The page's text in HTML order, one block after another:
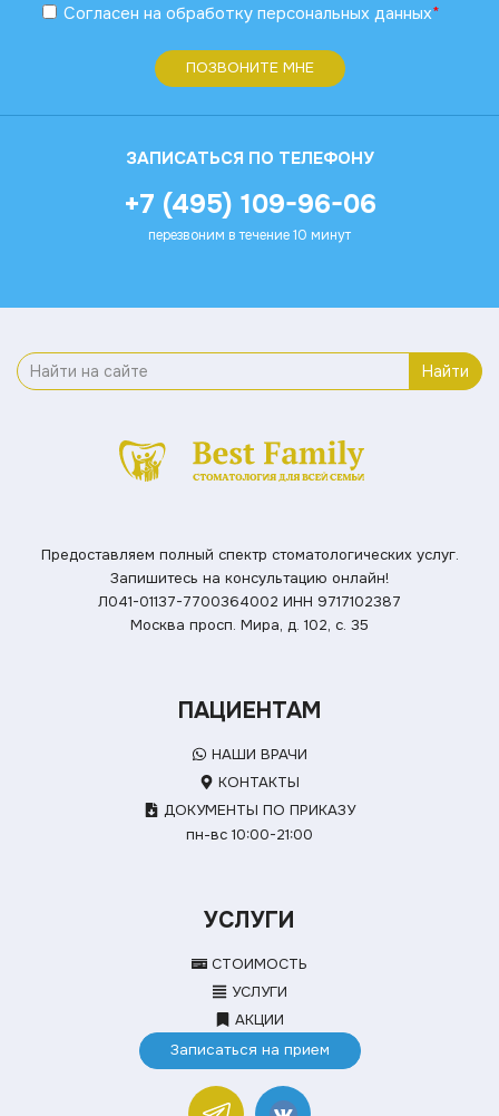
Согласен на обработку персональных данных*
ПОЗВОНИТЕ МНЕ
ЗАПИСАТЬСЯ ПО ТЕЛЕФОНУ
+7 (495) 109-96-06
перезвоним в течение 10 минут
Найти
Предоставляем полный спектр стоматологических услуг.
Запишитесь на консультацию онлайн!
Л041-01137-7700364002 ИНН 9717102387
Москва просп. Мира, д. 102, с. 35
ПАЦИЕНТАМ
НАШИ ВРАЧИ
КОНТАКТЫ
ДОКУМЕНТЫ ПО ПРИКАЗУ
пн-вс 10:00-21:00
УСЛУГИ
СТОИМОСТЬ
УСЛУГИ
АКЦИИ
Записаться на прием